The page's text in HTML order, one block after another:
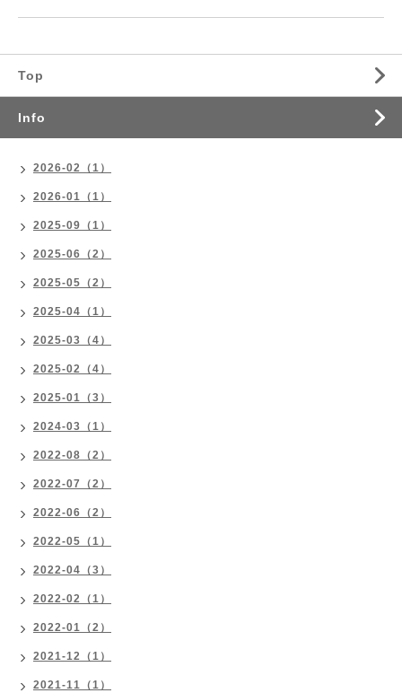
Top
Info
2026-02（1）
2026-01（1）
2025-09（1）
2025-06（2）
2025-05（2）
2025-04（1）
2025-03（4）
2025-02（4）
2025-01（3）
2024-03（1）
2022-08（2）
2022-07（2）
2022-06（2）
2022-05（1）
2022-04（3）
2022-02（1）
2022-01（2）
2021-12（1）
2021-11（1）